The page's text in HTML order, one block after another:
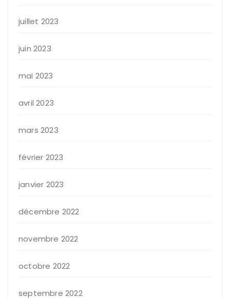
juillet 2023
juin 2023
mai 2023
avril 2023
mars 2023
février 2023
janvier 2023
décembre 2022
novembre 2022
octobre 2022
septembre 2022